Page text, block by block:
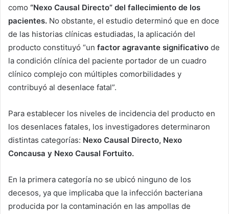
como “Nexo Causal Directo” del fallecimiento de los
pacientes. No obstante, el estudio determinó que en doce
de las historias clínicas estudiadas, la aplicación del
producto constituyó “un factor agravante significativo de
la condición clínica del paciente portador de un cuadro
clínico complejo con múltiples comorbilidades y
contribuyó al desenlace fatal”.
Para establecer los niveles de incidencia del producto en
los desenlaces fatales, los investigadores determinaron
distintas categorías: Nexo Causal Directo, Nexo
Concausa y Nexo Causal Fortuito.
En la primera categoría no se ubicó ninguno de los
decesos, ya que implicaba que la infección bacteriana
producida por la contaminación en las ampollas de